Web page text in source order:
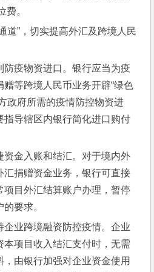
费。
”，切实提高外汇及跨境人民
疫物资进口。银行应当为疫
等跨境人民币业务开辟“绿色
政府所需的疫情防控物资进
指导辖区内银行简化进口购付
金入账和结汇。对于境内外
汇捐赠资金业务，银行可直接
项目外汇结算账户办理，暂停
要求。
业跨境融资防控疫情。企业
本项目收入结汇支付时，无需
由银行加强对企业资金使用